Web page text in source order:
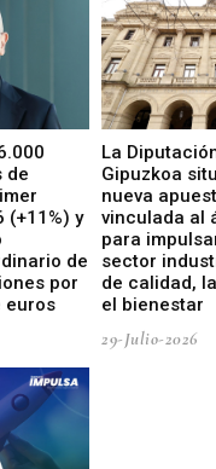
de
(+11%) y
de
por
euros
La
Gipuzkoa
nueva
vinculada al
para
sector
de calidad,
el bienestar
29-Julio-2026